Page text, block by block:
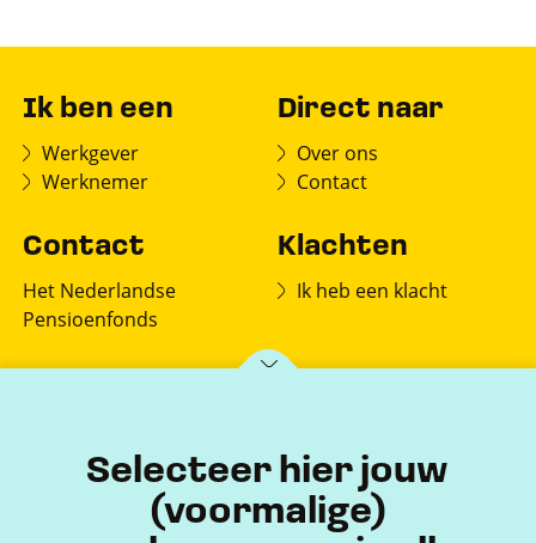
Selecteer hier jouw
(voormalige)
Ik ben een
Werkgever
Werknemer
Direct naar
Over ons
Contact
Contact
Het Nederlandse
Pensioenfonds
Klachten
Ik heb een klacht